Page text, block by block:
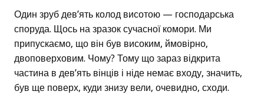
Один зруб дев’ять колод висотою — господарська
споруда. Щось на зразок сучасної комори. Ми
припускаємо, що він був високим, ймовірно,
двоповерховим. Чому? Тому що зараз відкрита
частина в дев’ять вінців і ніде немає входу, значить,
був ще поверх, куди знизу вели, очевидно, сходи.